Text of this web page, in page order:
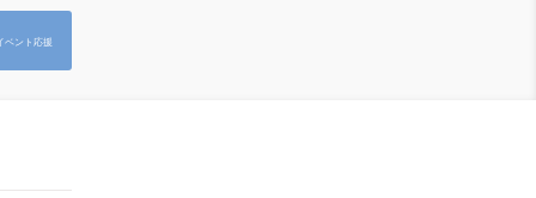
ベント応援